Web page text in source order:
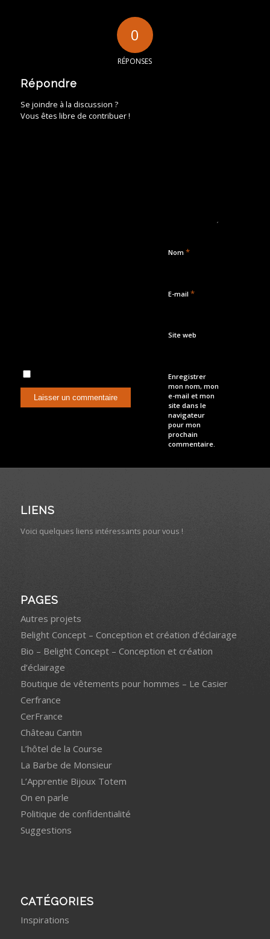
0
RÉPONSES
Répondre
Se joindre à la discussion ?
Vous êtes libre de contribuer !
Nom *
E-mail *
Site web
Enregistrer
mon nom, mon
e-mail et mon
site dans le
navigateur
pour mon
prochain
commentaire.
LIENS
Voici quelques liens intéressants pour vous !
PAGES
Autres projets
Belight Concept – Conception et création d’éclairage
Bio – Belight Concept – Conception et création
d’éclairage
Boutique de vêtements pour hommes – Le Casier
Cerfrance
CerFrance
Château Cantin
L’hôtel de la Course
La Barbe de Monsieur
L’Apprentie Bijoux Totem
On en parle
Politique de confidentialité
Suggestions
CATÉGORIES
Inspirations